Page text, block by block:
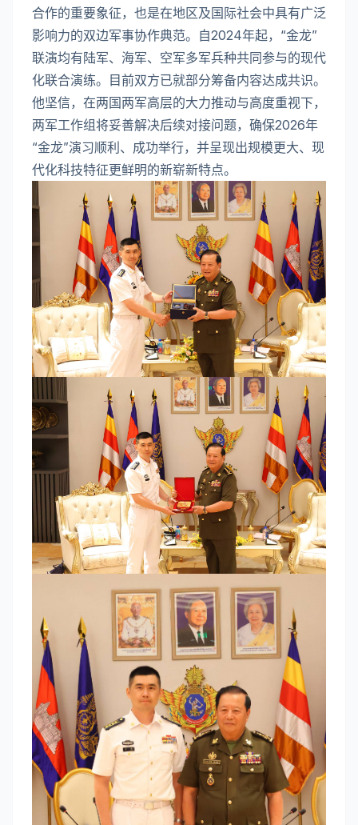
合作的重要象征，也是在地区及国际社会中具有广泛
影响力的双边军事协作典范。自2024年起，“金龙”
联演均有陆军、海军、空军多军兵种共同参与的现代
化联合演练。目前双方已就部分筹备内容达成共识。
他坚信，在两国两军高层的大力推动与高度重视下，
两军工作组将妥善解决后续对接问题，确保2026年
“金龙”演习顺利、成功举行，并呈现出规模更大、现
代化科技特征更鲜明的新崭新特点。